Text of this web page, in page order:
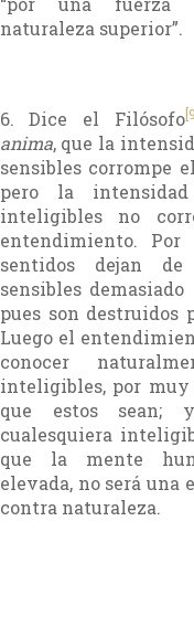
naturaleza superior”.
6. Dice el Filósofo
anima, que la
sensibles corrom­pe
pero la
inteligibles no
entendimien­to. Por
sentidos dejan de
sensibles demasiado
pues son destruidos
Luego el
conocer
inteligibles, por muy
que estos sean;
cualesquiera
que la mente
elevada, no será una
contra natura­leza.